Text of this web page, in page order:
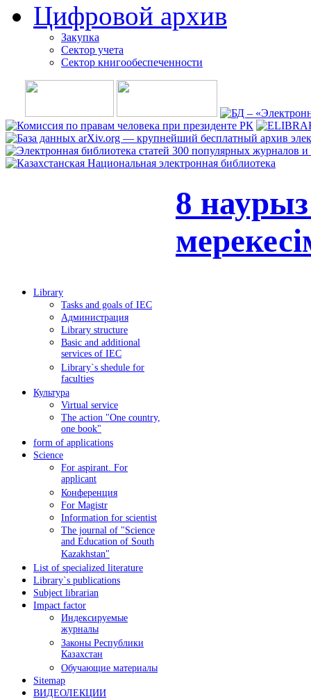
Цифровой архив
Закупка
Сектор учета
Сектор книгообеспеченности
8
Library
Tasks and goals of IEC
Администрация
Library structure
Basic and additional
services of IEC
Library`s shedule for
faculties
Культура
Virtual service
The action "One country,
one book"
form of applications
Science
For aspirant. For
applicant
Конференция
For Magistr
Information for sсientist
The journal of "Science
and Education of South
Kazakhstan"
List of specialized literature
Library`s publications
Subject librarian
Impact factor
Индексируемые
журналы
Законы Республики
Казахстан
Обучающие материалы
Sitemap
ВИДЕОЛЕКЦИИ